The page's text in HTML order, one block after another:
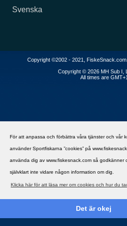
För att anpassa och förbättra våra tjänster och vår
använder Sportfiskarna ”cookies” på
använda dig av www.fiskesnack.com så godkänner
självklart inte vidare någon information om dig.
Klicka här för att läsa mer om cookies och hur du
Det är okej
Svenska
Copyright ©2002 - 2021,
Copyright © 2026 MH Sub I,
All times are